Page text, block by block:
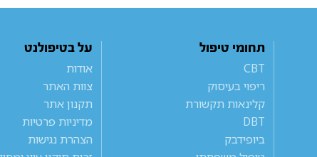
תחומי טיפול
CBT
ריפוי בעיסוק
קלינאות תקשורת
DBT
ביופידבק
על בטיפולנט
אודות
צוות האתר
תקנון אתר
מדיניות פרטיות
הצהרת נגישות